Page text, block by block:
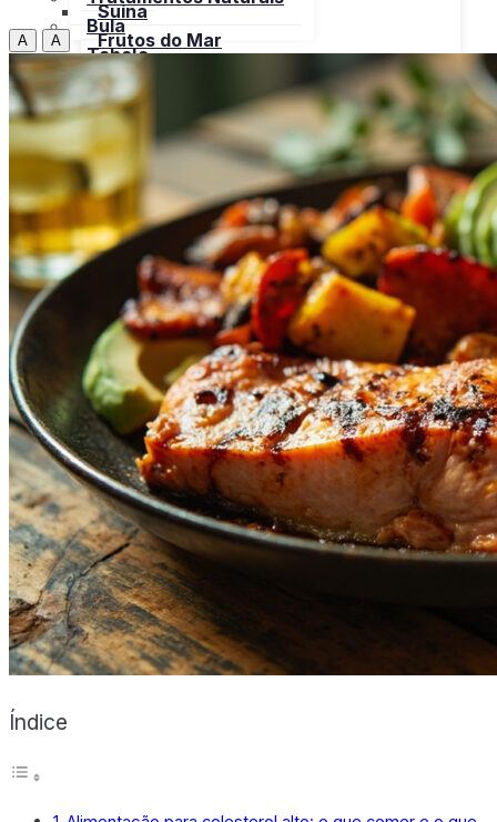
Suína
Frutos do Mar
Cereais
Frutas
Gorduras e Óleos
Leite e Derivados
Verduras, Hortaliças
Bula
X
Bula
Tabela
Nutricional
Open menu
Bebidas
Carnes
Open menu
Bovina
Frango
Peru
Frutos do Mar
Cereais
Frutas
Gorduras e Óleos
Leite e Derivados
Verduras, Hortaliças
Bula
X
A A
Índice